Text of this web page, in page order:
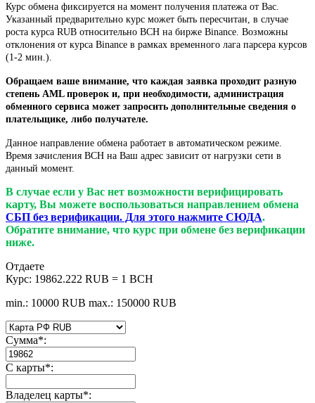
Курс обмена фиксируется на момент получения платежа от Вас.
Указанный предварительно курс может быть пересчитан, в случае
роста курса RUB относительно BCH на бирже Binance. Возможны
отклонения от курса Binance в рамках временного лага парсера курсов
(1-2 мин.).
Обращаем ваше внимание, что каждая заявка проходит разную
степень AML проверок и, при необходимости, администрация
обменного сервиса может запросить дополнительные сведения о
плательщике, либо получателе.
Данное направление обмена работает в автоматическом режиме.
Время зачисления BCH на Ваш адрес зависит от нагрузки сети в
данный момент.
В случае если у Вас нет возможности верифицировать
карту, Вы можете воспользоваться направлением обмена
СБП без верификации. Для этого нажмите СЮДА.
Обратите внимание, что курс при обмене без верификации
ниже.
Отдаете
Курс: 19862.222 RUB = 1 BCH
min.: 10000 RUB max.: 150000 RUB
Сумма*:
С карты*:
Владелец карты*: